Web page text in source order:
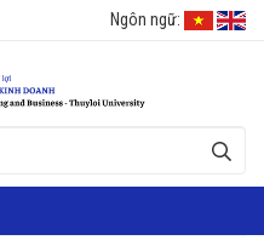
Ngôn ngữ: